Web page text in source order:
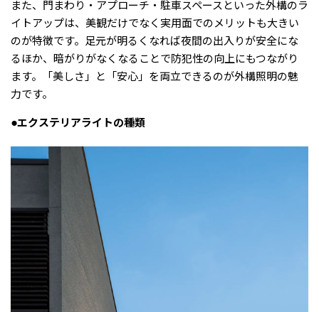
また、門まわり・アプローチ・駐車スペースといった外構のラ
イトアップは、美観だけでなく実用面でのメリットも大きい
のが特徴です。足元が明るくなれば夜間の出入りが安全にな
るほか、暗がりがなくなることで防犯性の向上にもつながり
ます。「美しさ」と「安心」を両立できるのが外構照明の魅
力です。
●エクステリアライトの種類